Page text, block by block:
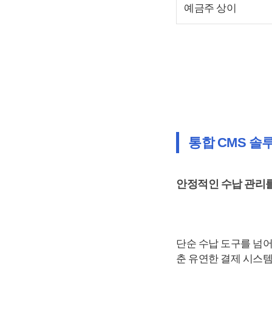
예금주 상이
통합 CMS 솔
안정적인 수납 관리
단순 수납 도구를 넘
춘 유연한 결제 시스